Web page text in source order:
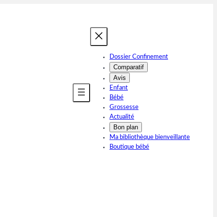
Dossier Confinement
Comparatif
Avis
Enfant
Bébé
Grossesse
Actualité
Bon plan
Ma bibliothèque bienveillante
Boutique bébé